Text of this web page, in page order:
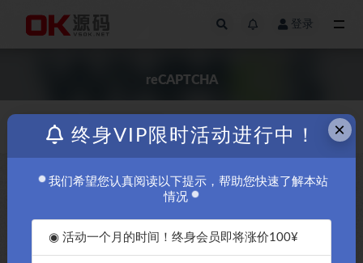
登录
reCAPTCHA
价格 发布日期 ×
终身VIP限时活动进行中！
我们希望您认真阅读以下提示，帮助您快速了解本站
情况
◉ 活动一个月的时间！终身会员即将涨价100¥